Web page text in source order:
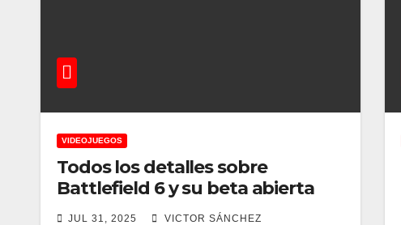
VIDEOJUEGOS
Todos los detalles sobre
Battlefield 6 y su beta abierta
JUL 31, 2025 VICTOR SÁNCHEZ